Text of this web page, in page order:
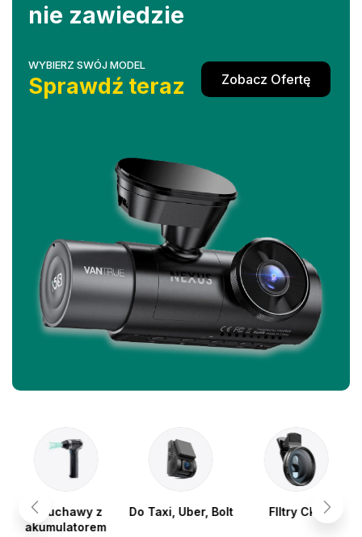
nie zawiedzie
WYBIERZ SWÓJ MODEL
Sprawdź teraz Zobacz Ofertę
Dmuchawy z
akumulatorem
Do Taxi, Uber, Bolt FIltry CPL